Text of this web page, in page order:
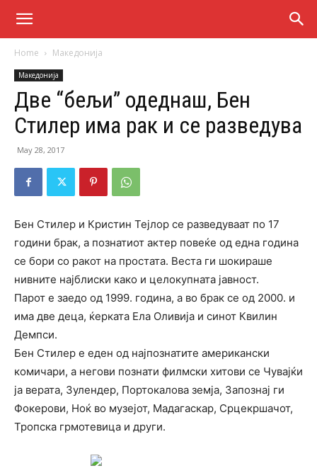
Home Македонија
Македонија
Две “бељи” одеднаш, Бен
Стилер има рак и се разведува
May 28, 2017
Бен Стилер и Кристин Тејлор се разведуваат по 17
години брак, а познатиот актер повеќе од една година
се бори со ракот на простата. Веста ги шокираше
нивните најблиски како и целокупната јавност.
Парот е заедо од 1999. година, а во брак се од 2000. и
има две деца, ќерката Ела Оливија и синот Квилин
Демпси.
Бен Стилер е еден од најпознатите американски
комичари, а негови познати филмски хитови се Чувајќи
ја верата, Зулендер, Портокалова земја, Запознај ги
Фокерови, Ноќ во музејот, Мадагаскар, Срцекршачот,
Тропска грмотевица и други.